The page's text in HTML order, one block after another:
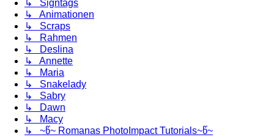
↳ Signtags
↳ Animationen
↳ Scraps
↳ Rahmen
↳ Deslina
↳ Annette
↳ Maria
↳ Snakelady
↳ Sabry
↳ Dawn
↳ Macy
↳ ~წ~ Romanas PhotoImpact Tutorials~წ~